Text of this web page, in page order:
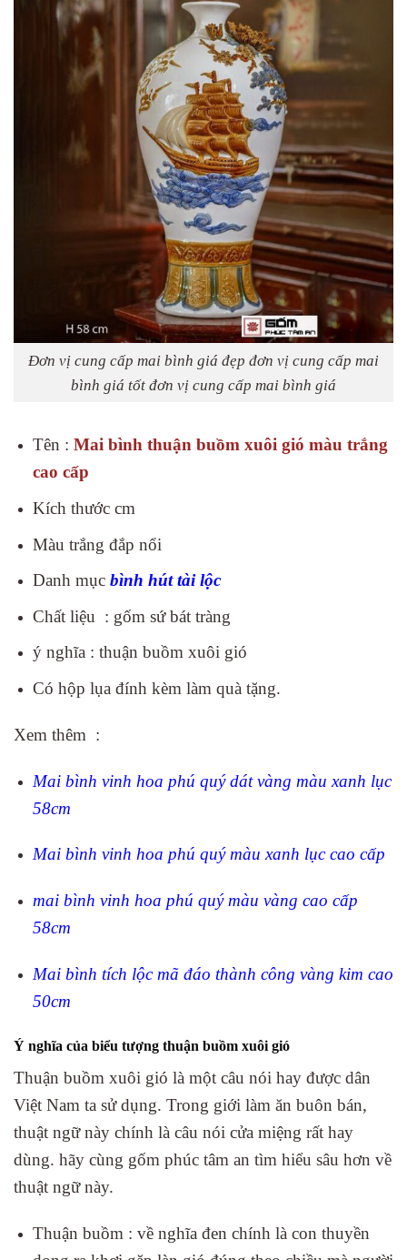
Đơn vị cung cấp mai bình giá đẹp đơn vị cung cấp mai
bình giá tốt đơn vị cung cấp mai bình giá
Tên : Mai bình thuận buồm xuôi gió màu trắng
cao cấp
Kích thước cm
Màu trắng đắp nổi
Danh mục bình hút tài lộc
Chất liệu : gốm sứ bát tràng
ý nghĩa : thuận buồm xuôi gió
Có hộp lụa đính kèm làm quà tặng.
Xem thêm :
Mai bình vinh hoa phú quý dát vàng màu xanh lục
58cm
Mai bình vinh hoa phú quý màu xanh lục cao cấp
mai bình vinh hoa phú quý màu vàng cao cấp
58cm
Mai bình tích lộc mã đáo thành công vàng kim cao
50cm
Ý nghĩa của biểu tượng thuận buồm xuôi gió
Thuận buồm xuôi gió là một câu nói hay được dân
Việt Nam ta sử dụng. Trong giới làm ăn buôn bán,
thuật ngữ này chính là câu nói cửa miệng rất hay
dùng. hãy cùng gốm phúc tâm an tìm hiểu sâu hơn về
thuật ngữ này.
Thuận buồm : về nghĩa đen chính là con thuyền